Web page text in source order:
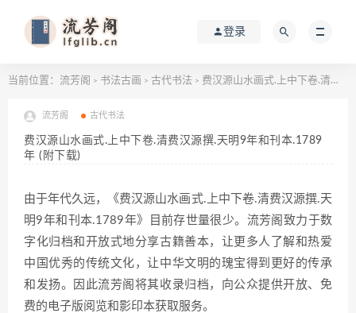
登录
当前位置： 流芳阁 > 书法古画 > 古代书法 > 费汉源山水画式.上中下卷.清费汉源撰.天明9年和刊本.1789年 (附下载)
流芳阁 古代书法
费汉源山水画式.上中下卷.清费汉源撰.天明9年和刊本.1789
年 (附下载)
由于年代久远，《费汉源山水画式.上中下卷.清费汉源撰.天
明9年和刊本.1789年》目前存世量很少。流芳阁致力于数
字化归档和开放式地分享古籍善本，让更多人了解和热爱
中国优秀的传统文化，让中华文明的瑰宝得到更好的传承
和发扬。因此流芳阁将其收录归档，向公众提供开放、免
费的电子版阅览和影印本获取服务。